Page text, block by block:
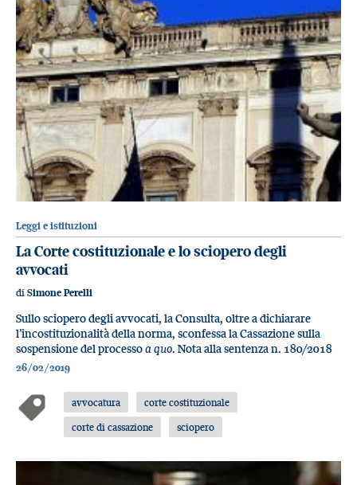
Leggi e istituzioni
La Corte costituzionale e lo sciopero degli
avvocati
di Simone Perelli
Sullo sciopero degli avvocati, la Consulta, oltre a dichiarare
l’incostituzionalità della norma, sconfessa la Cassazione sulla
sospensione del processoa quo. Nota alla sentenza n. 180/2018
26/02/2019
avvocatura
corte costituzionale
corte di cassazione
sciopero